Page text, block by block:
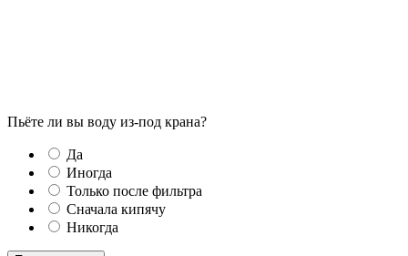
Пьёте ли вы воду из-под крана?
Да
Иногда
Только после фильтра
Сначала кипячу
Никогда